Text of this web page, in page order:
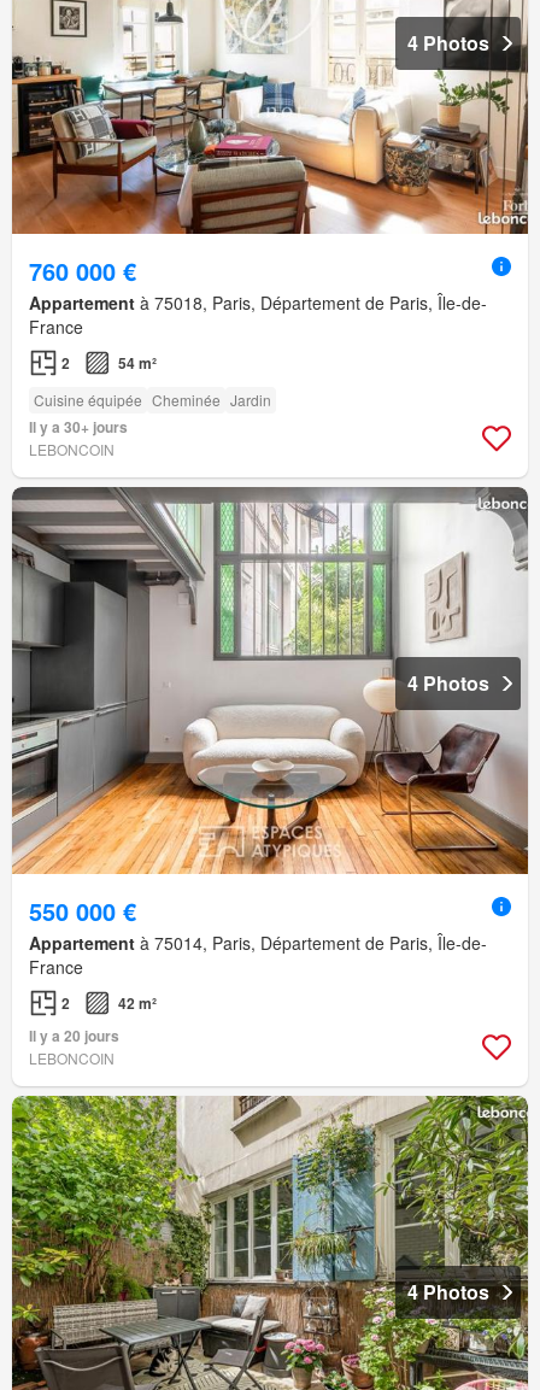
4 Photos
760 000 €
Appartement à 75018, Paris, Département de Paris, Île-de-
France
2 54 m²
Cuisine équipée Cheminée Jardin
Il y a 30+ jours
LEBONCOIN
4 Photos
550 000 €
Appartement à 75014, Paris, Département de Paris, Île-de-
France
2
42 m²
Il y a 20 jours
LEBONCOIN
4 Photos